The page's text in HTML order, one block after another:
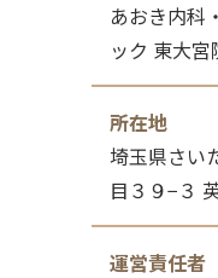
あおき内科
ック 東大宮
所在地
埼玉県さい
目３９−３
運営責任者